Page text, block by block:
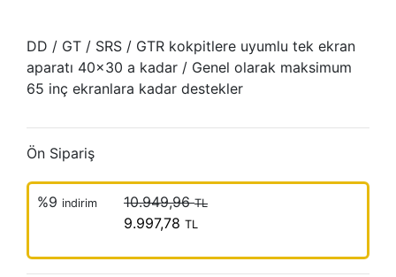
DD / GT / SRS / GTR kokpitlere uyumlu tek ekran
aparatı 40x30 a kadar / Genel olarak maksimum
65 inç ekranlara kadar destekler
Ön Sipariş
%9 indirim 10.949,96TL
9.997,78 TL